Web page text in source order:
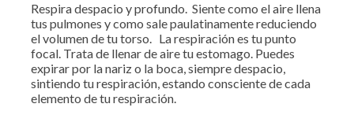
Respira despacio y profundo. Siente como el aire llena
tus pulmones y como sale paulatinamente reduciendo
el volumen de tu torso. La respiración es tu punto
focal. Trata de llenar de aire tu estomago. Puedes
expirar por la nariz o la boca, siempre despacio,
sintiendo tu respiración, estando consciente de cada
elemento de tu respiración.